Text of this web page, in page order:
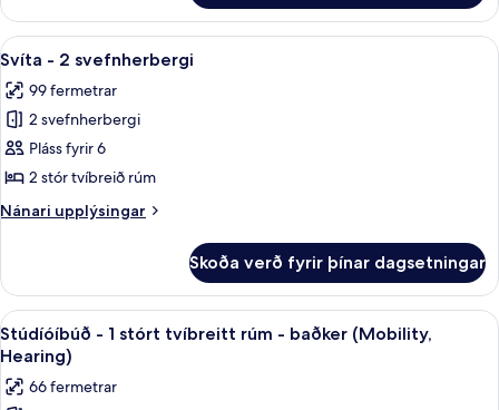
-
svefnherbergi
Skoða
allar
myndir
fyrir
Svíta
-
2
svefnherbergi
Rúmföt af bestu gerð, dúnsængur,
10
Svíta - 2 svefnherbergi
99 fermetrar
2 svefnherbergi
Pláss fyrir 6
2 stór tvíbreið rúm
Nánari upplýsingar
Nánari
-
svefnherbergi
Skoða verð fyrir þínar dagsetningar
Skoða
allar
myndir
fyrir
Rúmföt af bestu gerð, dúnsængur,
6
Stúdíóíbúð - 1 stórt tvíbreitt rúm - baðker (Mobility,
Hearing)
66 fermetrar